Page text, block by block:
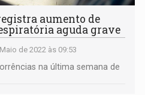
aumento de
aguda grave
de 2022 às 09:53
na última semana de